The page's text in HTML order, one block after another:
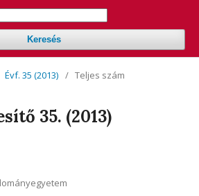
Keresés
Évf. 35 (2013) / Teljes szám
35. (2013)